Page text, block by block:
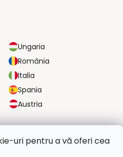
uri pentru a vă oferi cea
Ungaria
România
Italia
Spania
Austria